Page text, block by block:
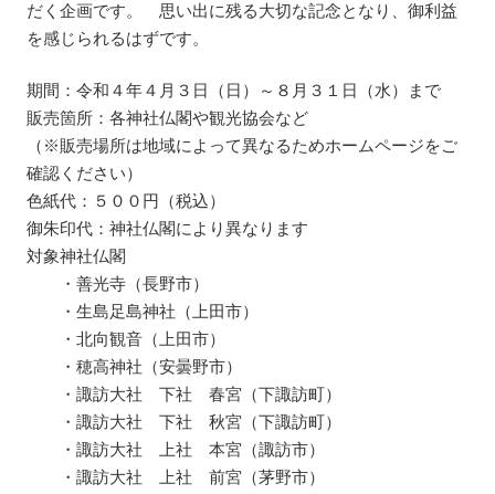
だく企画です。 思い出に残る大切な記念となり、御利益
を感じられるはずです。
期間：令和４年４月３日（日）～８月３１日（水）まで
販売箇所：各神社仏閣や観光協会など
（※販売場所は地域によって異なるためホームページをご
確認ください）
色紙代：５００円（税込）
御朱印代：神社仏閣により異なります
対象神社仏閣
・善光寺（長野市）
・生島足島神社（上田市）
・北向観音（上田市）
・穂高神社（安曇野市）
・諏訪大社 下社 春宮（下諏訪町）
・諏訪大社 下社 秋宮（下諏訪町）
・諏訪大社 上社 本宮（諏訪市）
・諏訪大社 上社 前宮（茅野市）